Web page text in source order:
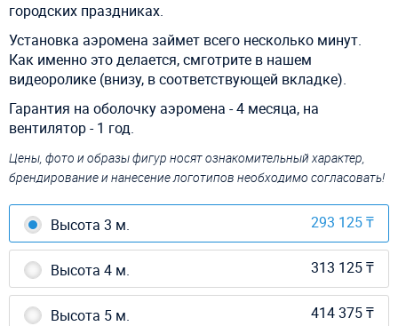
городских праздниках.
Установка аэромена займет всего несколько минут.
Как именно это делается, смготрите в нашем
видеоролике (внизу, в соответствующей вкладке).
Гарантия на оболочку аэромена - 4 месяца, на
вентилятор - 1 год.
Цены, фото и образы фигур носят ознакомительный характер,
брендирование и нанесение логотипов необходимо согласовать!
Высота 3 м. 293 125 ₸
Высота 4 м. 313 125 ₸
Высота 5 м. 414 375 ₸